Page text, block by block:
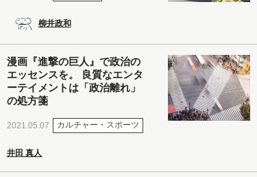
柳井政和
漫画『進撃の巨人』で政治の
エッセンスを。 良質なエンタ
ーテイメントは「政治離れ」
の処方箋
2021.05.07 カルチャー・スポーツ
井田 真人